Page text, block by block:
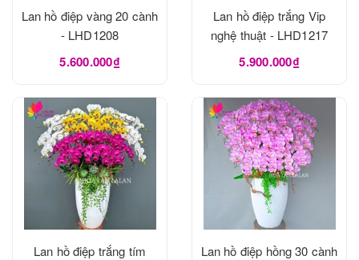
Lan hồ điệp vàng 20 cành
- LHD1208
5.600.000₫
Lan hồ điệp trắng Vip
nghệ thuật - LHD1217
5.900.000₫
Lan hồ điệp trắng tím
Lan hồ điệp hồng 30 cành